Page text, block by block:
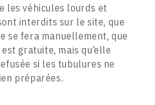
les véhicules lourds et
interdits sur le site, que
se fera manuellement, que
gratuite, mais qu’elle
si les tubulures ne
préparées.